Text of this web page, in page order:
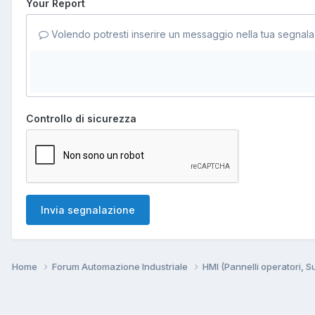
Your Report
Volendo potresti inserire un messaggio nella tua
Controllo di sicurezza
Invia segnalazione
Home Forum Automazione Industriale HMI (Pannelli operatori,